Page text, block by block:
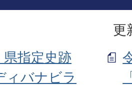
更
指定史跡
ィバナビラ